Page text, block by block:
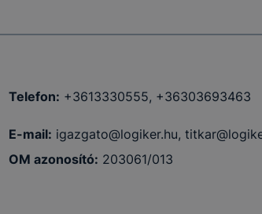
Telefon: +3613330555, +36303693463
E-mail: igazgato@logiker.hu,
OM azonosító: 203061/013